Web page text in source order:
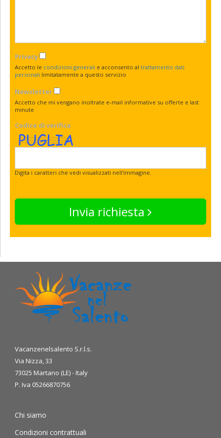
Privacy
Accetto le condizioni generali e acconsento al trattamento dati
personali limitatamente a questo servizio
Newsletter
Accetto che mi vengano inoltrate e-mail informative su offerte e last
minute
Codice di verifica
Digita i caratteri che vedi visualizzati nell'immagine.
Invia richiesta
Vacanzenelsalento S.r.l.s.
Via Nizza, 33
73025 Martano (LE) - Italy
P. Iva 05266870756
Chi siamo
Condizioni contrattuali